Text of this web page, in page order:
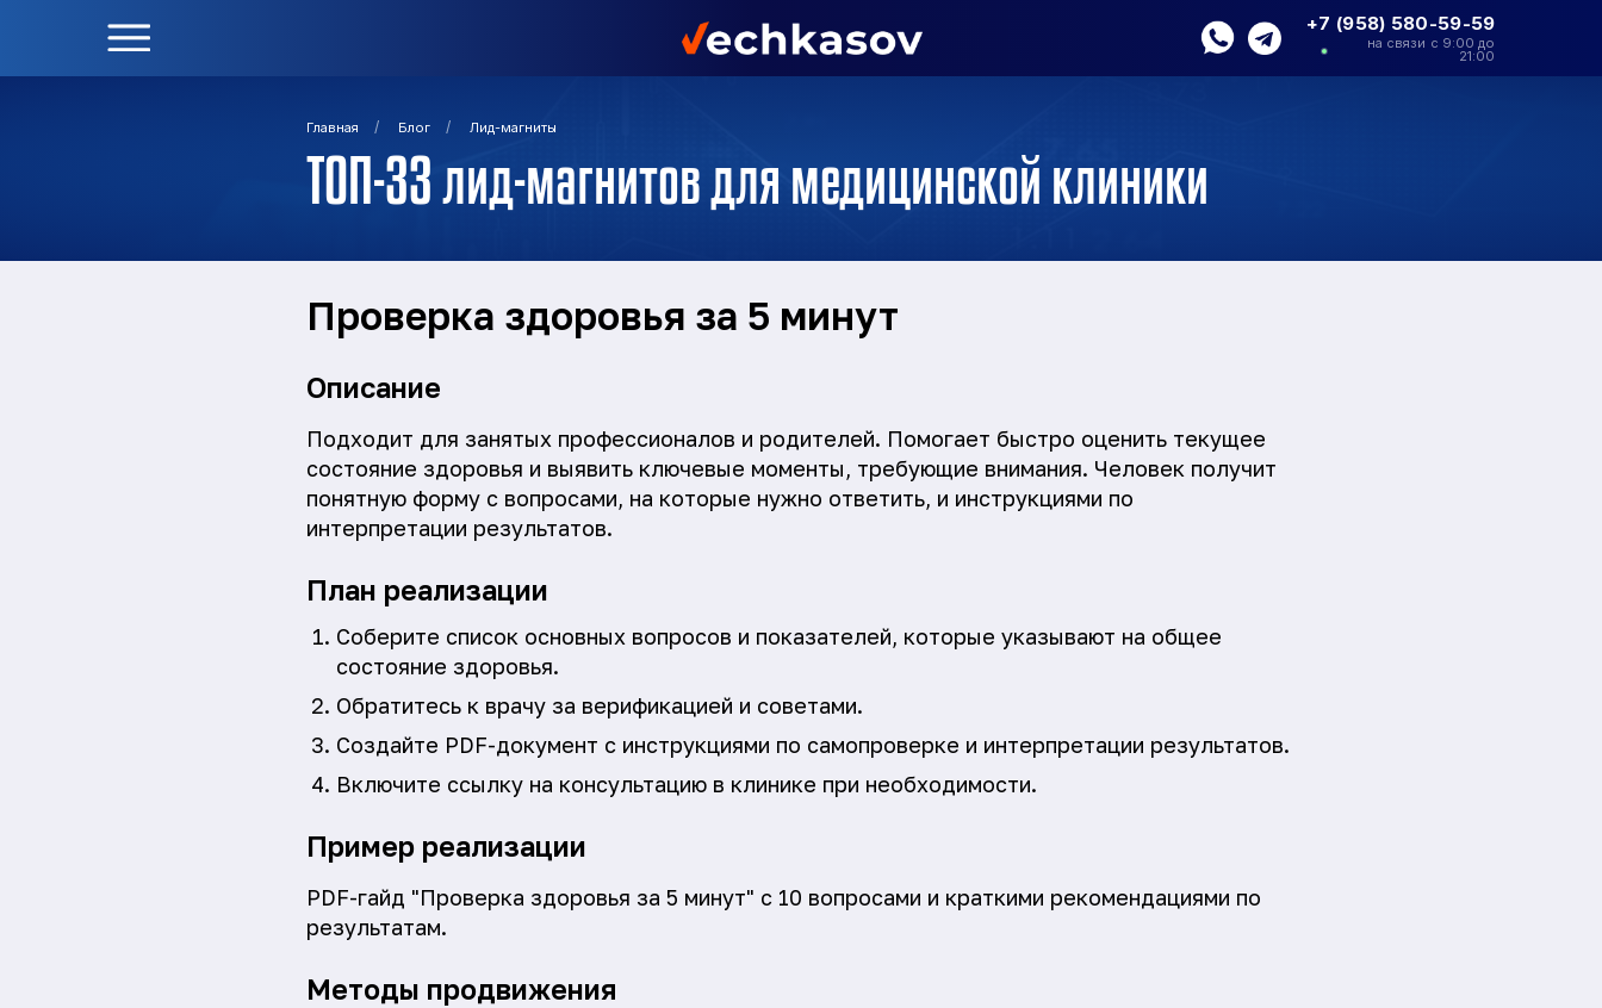
+7 (958) 580-59-59
на связи с 9:00 до
21:00
Главная / Блог / Лид-магниты
ТОП-33 лид-магнитов для медицинской клиники
Проверка здоровья за 5 минут
Описание
Подходит для занятых профессионалов и родителей. Помогает быстро оценить текущее
состояние здоровья и выявить ключевые моменты, требующие внимания. Человек получит
понятную форму с вопросами, на которые нужно ответить, и инструкциями по
интерпретации результатов.
План реализации
Соберите список основных вопросов и показателей, которые указывают на общее
состояние здоровья.
Обратитесь к врачу за верификацией и советами.
Создайте PDF-документ с инструкциями по самопроверке и интерпретации результатов.
Включите ссылку на консультацию в клинике при необходимости.
Пример реализации
PDF-гайд "Проверка здоровья за 5 минут" с 10 вопросами и краткими рекомендациями по
результатам.
Методы продвижения